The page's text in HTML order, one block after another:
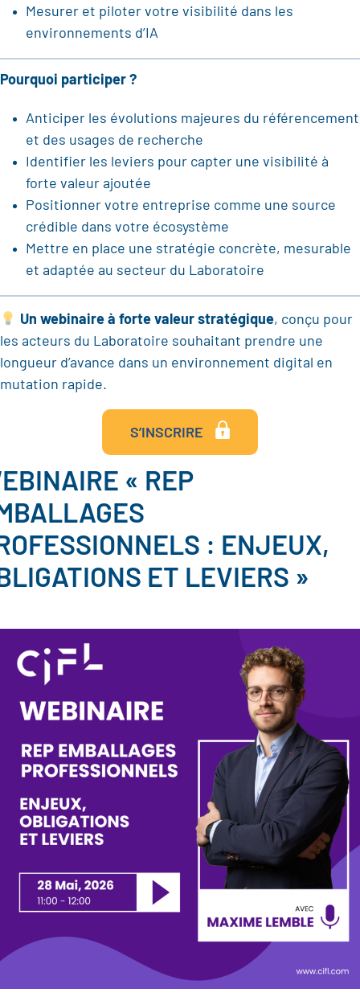
Mesurer et piloter votre visibilité dans les
environnements d’IA
Pourquoi participer ?
Anticiper les évolutions majeures du référencement
et des usages de recherche
Identifier les leviers pour capter une visibilité à
forte valeur ajoutée
Positionner votre entreprise comme une source
crédible dans votre écosystème
Mettre en place une stratégie concrète, mesurable
et adaptée au secteur du Laboratoire
Un webinaire à forte valeur stratégique, conçu pour
les acteurs du Laboratoire souhaitant prendre une
longueur d’avance dans un environnement digital en
mutation rapide.
S’INSCRIRE
« REP
: ENJEUX,
ET LEVIERS »